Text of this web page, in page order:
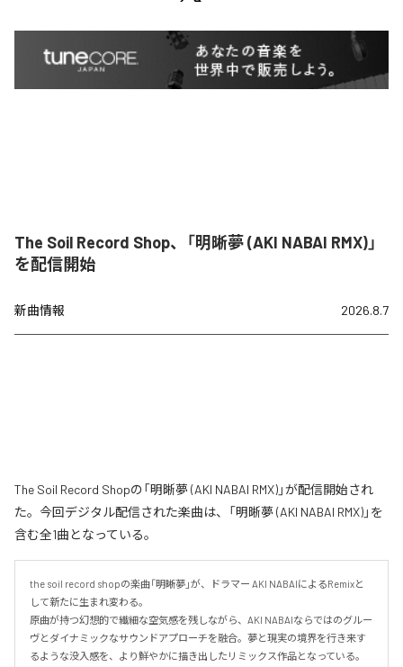
The Soil Record Shop、「明晰夢 (AKI NABAI RMX)」
を配信開始
新曲情報 2026.8.7
The Soil Record Shopの「明晰夢 (AKI NABAI RMX)」が配信開始され
た。今回デジタル配信された楽曲は、「明晰夢 (AKI NABAI RMX)」を
含む全1曲となっている。
the soil record shopの楽曲「明晰夢」が、ドラマー AKI NABAIによるRemixと
して新たに生まれ変わる。
原曲が持つ幻想的で繊細な空気感を残しながら、AKI NABAIならではのグルー
ヴとダイナミックなサウンドアプローチを融合。夢と現実の境界を行き来す
るような没入感を、より鮮やかに描き出したリミックス作品となっている。